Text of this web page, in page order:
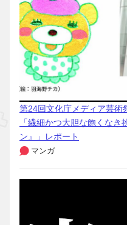
第24回文化庁メディア芸術
「繊細かつ大胆な飽くな
ン』」レポート
マンガ